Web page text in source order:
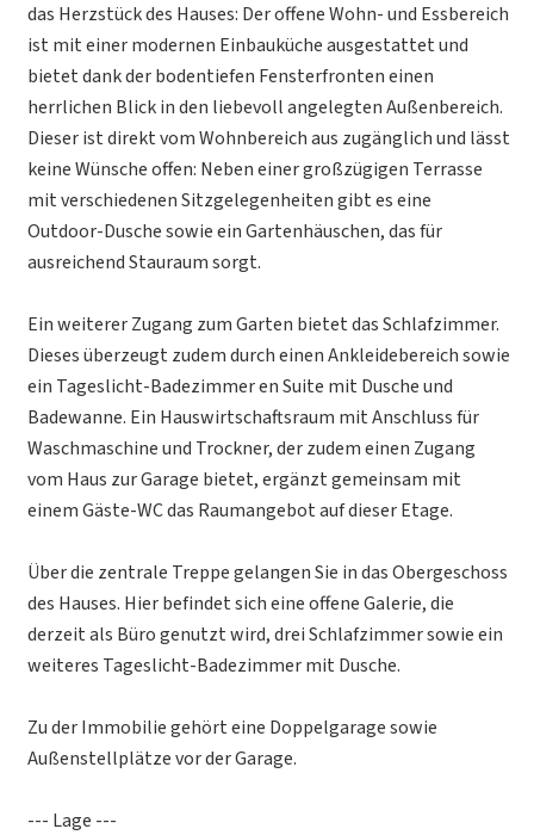
das Herzstück des Hauses: Der offene Wohn- und Essbereich
ist mit einer modernen Einbauküche ausgestattet und
bietet dank der bodentiefen Fensterfronten einen
herrlichen Blick in den liebevoll angelegten Außenbereich.
Dieser ist direkt vom Wohnbereich aus zugänglich und lässt
keine Wünsche offen: Neben einer großzügigen Terrasse
mit verschiedenen Sitzgelegenheiten gibt es eine
Outdoor-Dusche sowie ein Gartenhäuschen, das für
ausreichend Stauraum sorgt.
Ein weiterer Zugang zum Garten bietet das Schlafzimmer.
Dieses überzeugt zudem durch einen Ankleidebereich sowie
ein Tageslicht-Badezimmer en Suite mit Dusche und
Badewanne. Ein Hauswirtschaftsraum mit Anschluss für
Waschmaschine und Trockner, der zudem einen Zugang
vom Haus zur Garage bietet, ergänzt gemeinsam mit
einem Gäste-WC das Raumangebot auf dieser Etage.
Über die zentrale Treppe gelangen Sie in das Obergeschoss
des Hauses. Hier befindet sich eine offene Galerie, die
derzeit als Büro genutzt wird, drei Schlafzimmer sowie ein
weiteres Tageslicht-Badezimmer mit Dusche.
Zu der Immobilie gehört eine Doppelgarage sowie
Außenstellplätze vor der Garage.
--- Lage ---